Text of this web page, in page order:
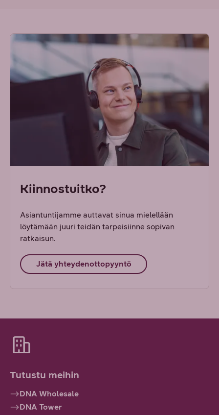
Kiinnostuitko?
Asiantuntijamme auttavat sinua mielellään
löytämään juuri teidän tarpeisiinne sopivan
ratkaisun.
Jätä yhteydenottopyyntö
Tutustu meihin
DNA Wholesale
DNA Tower